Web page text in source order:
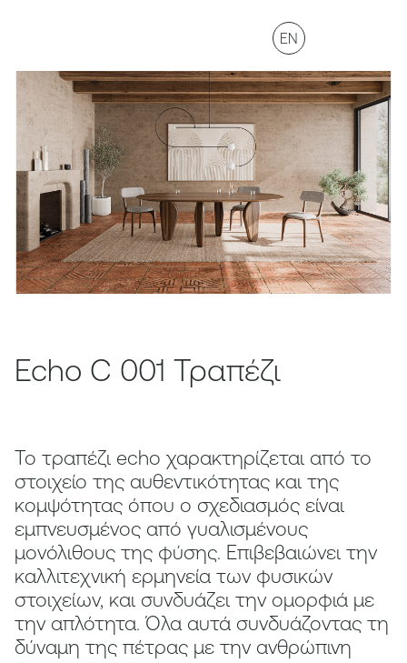
EN
Echo C 001 Τραπέζι
Το τραπέζι echo χαρακτηρίζεται από το
στοιχείο της αυθεντικότητας και της
κομψότητας όπου ο σχεδιασμός είναι
εμπνευσμένος από γυαλισμένους
μονόλιθους της φύσης. Επιβεβαιώνει την
καλλιτεχνική ερμηνεία των φυσικών
στοιχείων, και συνδυάζει την ομορφιά με
την απλότητα. Όλα αυτά συνδυάζοντας τη
δύναμη της πέτρας με την ανθρώπινη